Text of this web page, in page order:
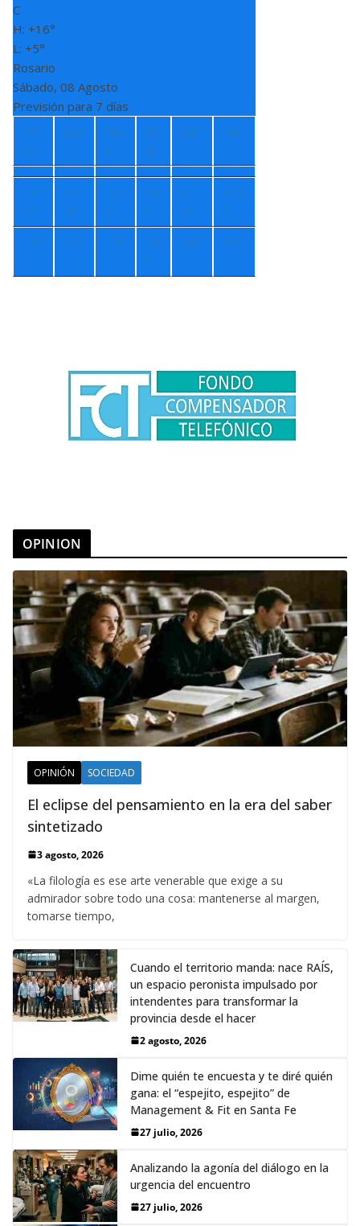
C
H: +16°
L: +5°
Rosario
Sábado, 08 Agosto
Previsión para 7 días
Do
m
Lun
Ma
r
Mi
é
Jue Vie
+1
7°
+1
4°
+1
3°
+9
°
+1
1°
+13
°
+5° +4° +4° +8
°
+9° +9°
OPINION
OPINIÓN SOCIEDAD
El eclipse del pensamiento en la era del saber
sintetizado
3 agosto, 2026
«La filología es ese arte venerable que exige a su
admirador sobre todo una cosa: mantenerse al margen,
tomarse tiempo,
Cuando el territorio manda: nace RAÍS,
un espacio peronista impulsado por
intendentes para transformar la
provincia desde el hacer
2 agosto, 2026
Dime quién te encuesta y te diré quién
gana: el “espejito, espejito” de
Management & Fit en Santa Fe
27 julio, 2026
Analizando la agonía del diálogo en la
urgencia del encuentro
27 julio, 2026